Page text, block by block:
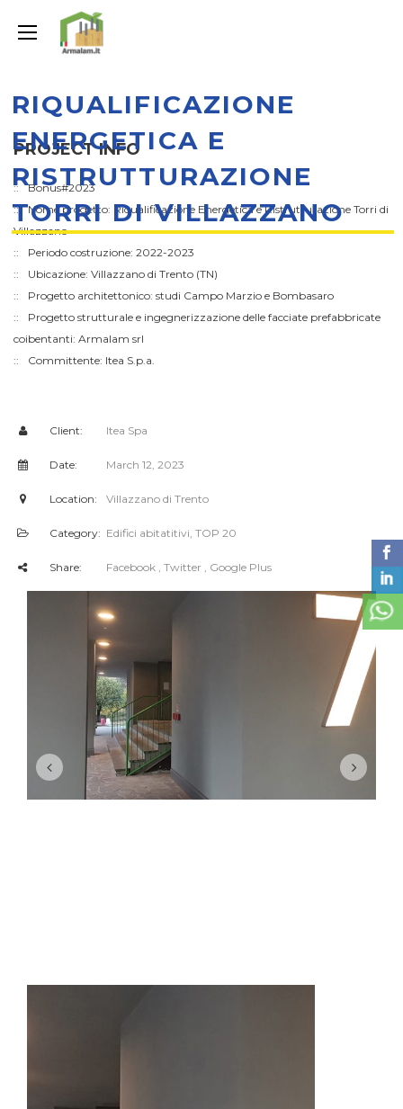
RIQUALIFICAZIONE
ENERGETICA E
RISTRUTTURAZIONE
TORRI DI VILLAZZANO
PROJECT INFO
Bonus#2023
Nome progetto: Riqualificazione Energetica e Ristrutturazione Torri di
Villazzano
Periodo costruzione: 2022-2023
Ubicazione: Villazzano di Trento (TN)
Progetto architettonico: studi Campo Marzio e Bombasaro
Progetto strutturale e ingegnerizzazione delle facciate prefabbricate
coibentanti: Armalam srl
Committente: Itea S.p.a.
Client: Itea Spa
Date: March 12, 2023
Location: Villazzano di Trento
Category: Edifici abitatitivi, TOP 20
Share: Facebook , Twitter , Google Plus